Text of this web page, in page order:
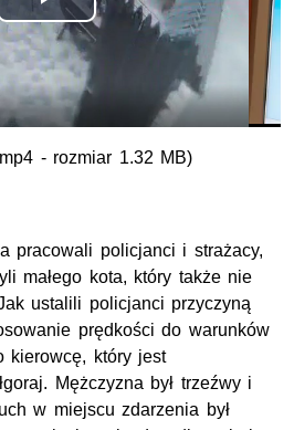
Odtwórz
wideo
- rozmiar 1.32 MB)
pracowali policjanci i strażacy,
małego kota, który także nie
ustalili policjanci przyczyną
prędkości do warunków
kierowcę, który jest
Mężczyzna był trzeźwy i
w miejscu zdarzenia był